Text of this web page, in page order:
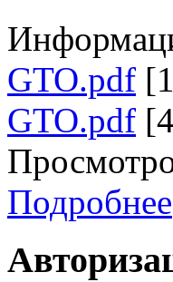
GTO.pdf
GTO.pdf
Подробнее